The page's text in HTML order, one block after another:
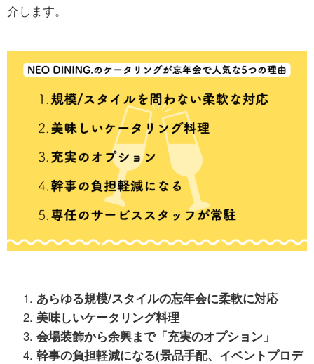
介します。
あらゆる規模/スタイルの忘年会に柔軟に対応
美味しいケータリング料理
会場装飾から余興まで「充実のオプション」
幹事の負担軽減になる(景品手配、イベントプロデ